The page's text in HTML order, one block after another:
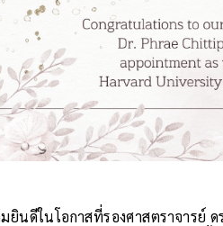
นดีในโอกาสที่รองศาสตราจารย์